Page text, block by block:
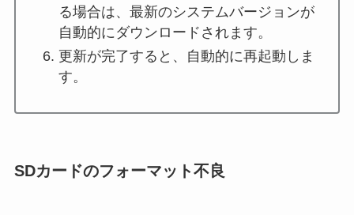
る場合は、最新のシステムバージョンが
自動的にダウンロードされます。
更新が完了すると、自動的に再起動しま
す。
SDカードのフォーマット不良